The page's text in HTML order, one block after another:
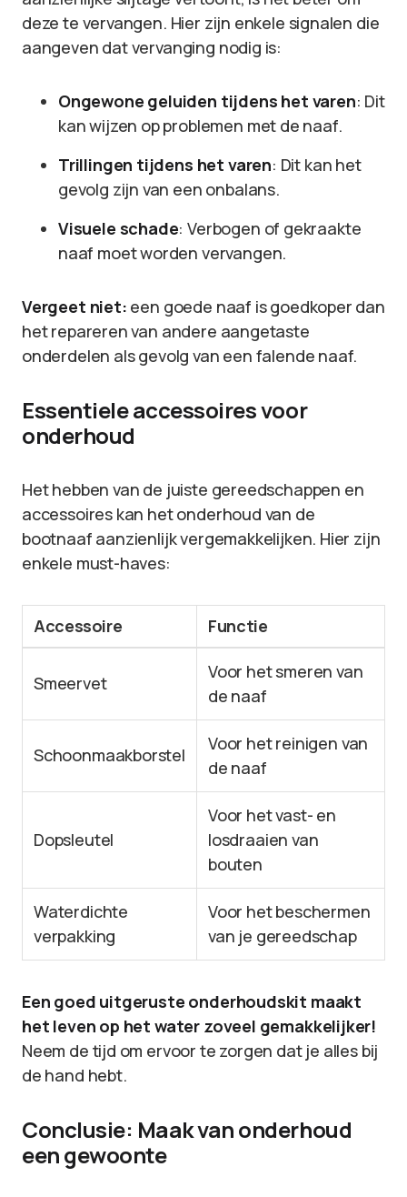
deze te vervangen. Hier zijn enkele signalen die
aangeven dat vervanging nodig is:
Ongewone geluiden tijdens het varen: Dit
kan wijzen op problemen met de naaf.
Trillingen tijdens het varen: Dit kan het
gevolg zijn van een onbalans.
Visuele schade: Verbogen of gekraakte
naaf moet worden vervangen.
Vergeet niet: een goede naaf is goedkoper dan
het repareren van andere aangetaste
onderdelen als gevolg van een falende naaf.
Essentiele accessoires voor
onderhoud
Het hebben van de juiste gereedschappen en
accessoires kan het onderhoud van de
bootnaaf aanzienlijk vergemakkelijken. Hier zijn
enkele must-haves:
Accessoire Functie
Smeervet
Voor het smeren van
de naaf
Schoonmaakborstel
Voor het reinigen van
de naaf
Dopsleutel
Voor het vast- en
losdraaien van
bouten
Waterdichte
verpakking
Voor het beschermen
van je gereedschap
Een goed uitgeruste onderhoudskit maakt
het leven op het water zoveel gemakkelijker!
Neem de tijd om ervoor te zorgen dat je alles bij
de hand hebt.
Conclusie: Maak van onderhoud
een gewoonte